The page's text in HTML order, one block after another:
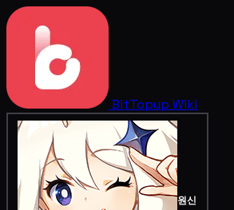
BitTopup Wiki
원신